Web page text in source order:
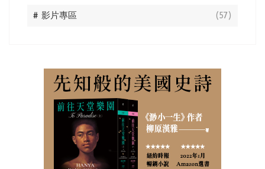
# 影片專區 (57)